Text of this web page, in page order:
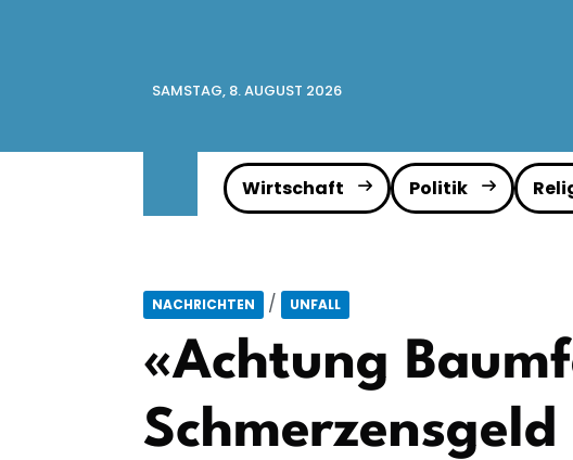
SAMSTAG, 8. AUGUST 2026
Wirtschaft Politik
NACHRICHTEN / UNFALL
«Achtung
Schmerzensgeld